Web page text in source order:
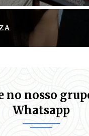
no nosso
Whatsapp